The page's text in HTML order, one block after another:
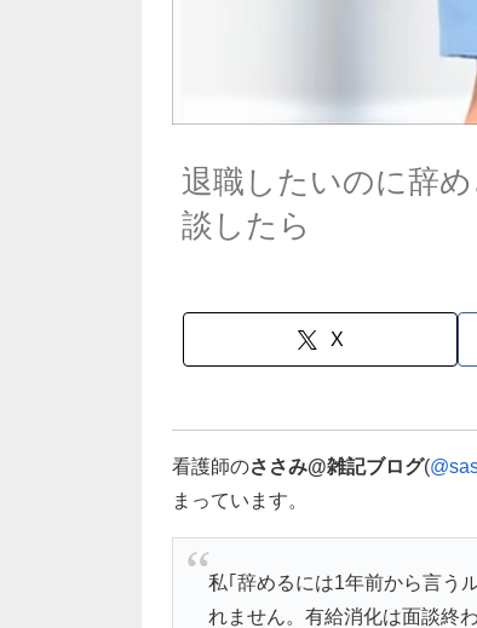
退職したいのに辞
談したら
X
看護師のささみ@雑記ブログ(
まっています。
私｢辞めるには1年前から言う
れません。有給消化は面談終